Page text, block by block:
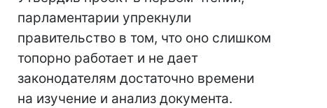
парламентарии упрекнули
правительство в том, что оно слишком
топорно работает и не дает
законодателям достаточно времени
на изучение и анализ документа.